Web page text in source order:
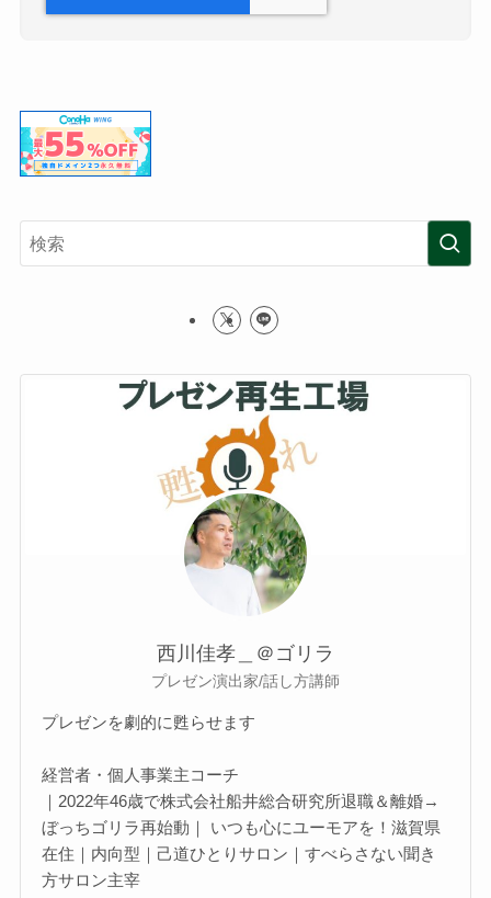
西川佳孝＿＠ゴリラ
プレゼン演出家/話し方講師
プレゼンを劇的に甦らせます
経営者・個人事業主コーチ
｜2022年46歳で株式会社船井総合研究所退職＆離婚→
ぼっちゴリラ再始動｜ いつも心にユーモアを！滋賀県
在住｜内向型｜己道ひとりサロン｜すべらさない聞き
方サロン主宰